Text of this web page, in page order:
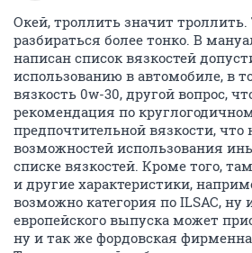
Окей, троллить значит троллить.
разбираться более тонко. В
написан список вязкостей
использованию в автомобиле, в
вязкость 0w-30, другой вопрос,
рекомендация по
предпочтительной вязкости, что
возможностей использования
списке вязкостей. Кроме того,
и другие характеристики,
возможно категория по ILSAC,
европейского выпуска может
ну и так же фордовская